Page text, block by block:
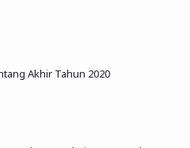
Akhir Tahun 2020‎